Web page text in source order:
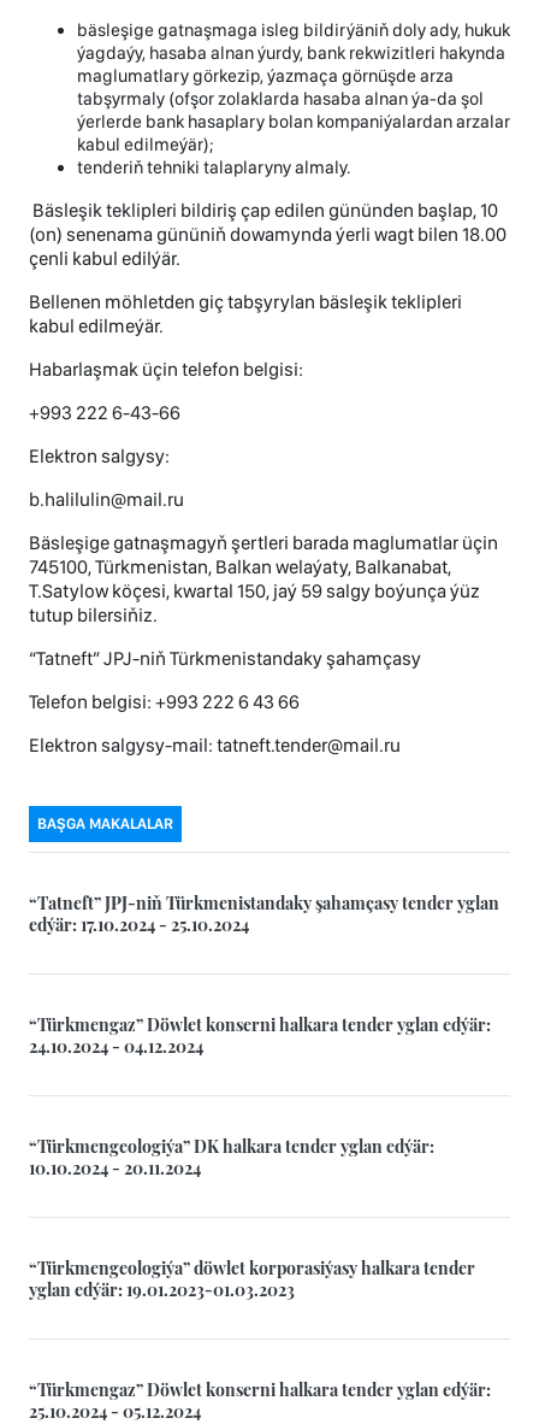
bäsleşige gatnaşmaga isleg bildirýäniň doly ady, hukuk
ýagdaýy, hasaba alnan ýurdy, bank rekwizitleri hakynda
maglumatlary görkezip, ýazmaça görnüşde arza
tabşyrmaly (ofşor zolaklarda hasaba alnan ýa-da şol
ýerlerde bank hasaplary bolan kompaniýalardan arzalar
kabul edilmeýär);
tenderiň tehniki talaplaryny almaly.
Bäsleşik teklipleri bildiriş çap edilen gününden başlap, 10
(on) senenama gününiň dowamynda ýerli wagt bilen 18.00
çenli kabul edilýär.
Bellenen möhletden giç tabşyrylan bäsleşik teklipleri
kabul edilmeýär.
Habarlaşmak üçin telefon belgisi:
+993 222 6-43-66
Elektron salgysy:
b.halilulin@mail.ru
Bäsleşige gatnaşmagyň şertleri barada maglumatlar üçin
745100, Türkmenistan, Balkan welaýaty, Balkanabat,
T.Satylow köçesi, kwartal 150, jaý 59 salgy boýunça ýüz
tutup bilersiňiz.
“Tatneft” JPJ-niň Türkmenistandaky şahamçasy
Telefon belgisi: +993 222 6 43 66
Elektron salgysy-mail: tatneft.tender@mail.ru
BAŞGA MAKALALAR
“Tatneft” JPJ-niň Türkmenistandaky şahamçasy tender yglan
edýär: 17.10.2024 - 25.10.2024
“Türkmengaz” Döwlet konserni halkara tender yglan edýär:
24.10.2024 - 04.12.2024
“Türkmengeologiýa” DK halkara tender yglan edýär:
10.10.2024 - 20.11.2024
“Türkmengeologiýa” döwlet korporasiýasy halkara tender
yglan edýär: 19.01.2023-01.03.2023
“Türkmengaz” Döwlet konserni halkara tender yglan edýär:
25.10.2024 - 05.12.2024